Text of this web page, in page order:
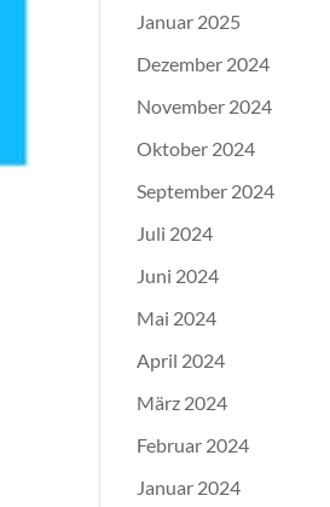
Januar 2025
Dezember 2024
November 2024
Oktober 2024
September 2024
Juli 2024
Juni 2024
Mai 2024
April 2024
März 2024
Februar 2024
Januar 2024